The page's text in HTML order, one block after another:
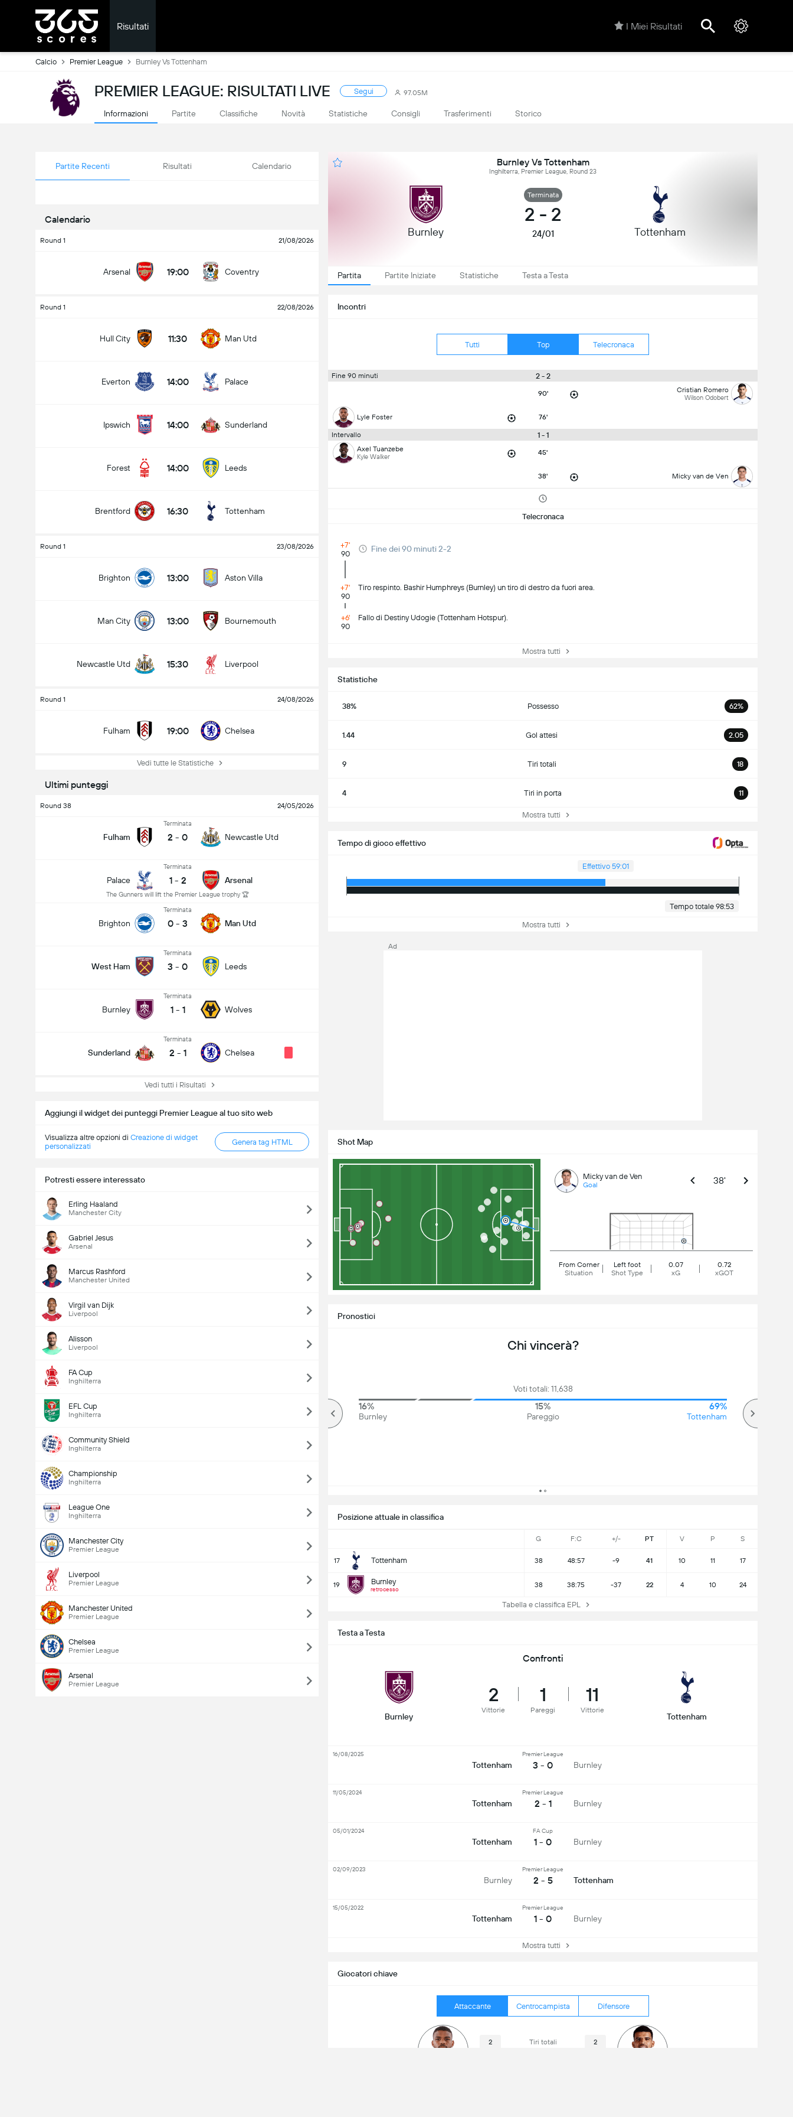
Risultati I Miei Risultati
Calcio Premier League Burnley Vs Tottenham
PREMIER LEAGUE: RISULTATI LIVE Segui 97.05M
Informazioni Partite Classifiche Novità Statistiche Consigli Trasferimenti Storico
Partite Recenti Risultati Calendario
Calendario
Round 1 21/08/2026
Arsenal 19:00 Coventry
Round 1 22/08/2026
Hull City 11:30 Man Utd
Everton 14:00 Palace
Ipswich 14:00 Sunderland
Forest 14:00 Leeds
Brentford 16:30 Tottenham
Round 1 23/08/2026
Brighton 13:00 Aston Villa
Man City 13:00 Bournemouth
Newcastle Utd 15:30 Liverpool
Round 1 24/08/2026
Fulham 19:00 Chelsea
Vedi tutte le Statistiche
Ultimi punteggi
Round 38 24/05/2026
Fulham
Terminata
2 - 0 Newcastle Utd
Palace
Terminata
1 - 2
The Gunners will lift the Premier League trophy 🏆
Arsenal
Brighton
Terminata
0 - 3 Man Utd
West Ham
Terminata
3 - 0 Leeds
Burnley
Terminata
1 - 1 Wolves
Sunderland
Terminata
2 - 1 Chelsea
Vedi tutti i Risultati
Aggiungi il widget dei punteggi Premier League al tuo sito web
Visualizza altre opzioni di Creazione di widget
personalizzati
Genera tag HTML
Potresti essere interessato
Erling Haaland
Manchester City
Gabriel Jesus
Arsenal
Marcus Rashford
Manchester United
Virgil van Dijk
Liverpool
Alisson
Liverpool
FA Cup
Inghilterra
EFL Cup
Inghilterra
Community Shield
Inghilterra
Championship
Inghilterra
League One
Inghilterra
Manchester City
Premier League
Liverpool
Premier League
Manchester United
Premier League
Chelsea
Premier League
Arsenal
Premier League
Burnley Vs Tottenham
Inghilterra, Premier League, Round 23
Burnley
Terminata
2 - 2
24/01 Tottenham
Partita Partite Iniziate Statistiche Testa a Testa
Incontri
Tutti Top Telecronaca
Fine 90 minuti 2 - 2
90' Cristian Romero
Wilson Odobert
Lyle Foster 76'
Intervallo 1 - 1
Axel Tuanzebe
Kyle Walker 45'
38' Micky van de Ven
Telecronaca
+7'
90
Fine dei 90 minuti 2-2
+7'
90
Tiro respinto. Bashir Humphreys (Burnley) un tiro di destro da fuori area.
+6'
90
Fallo di Destiny Udogie (Tottenham Hotspur).
Mostra tutti
Giocatori chiave
Attaccante Centrocampista Difensore
2 Tiri totali 2
Statistiche
38% Possesso 62%
1.44 Gol attesi 2.05
9 Tiri totali 18
4 Tiri in porta 11
Mostra tutti
Tempo di gioco effettivo
Effettivo 59:01
Tempo totale 98:53
Mostra tutti
Shot Map
Micky van de Ven
Goal 38'
From Corner
Situation
Left foot
Shot Type
0.07
xG
0.72
xGOT
Posizione attuale in classifica
G F:C +/- PT V P S
17 Tottenham 38 48:57 -9 41 10 11 17
19 Burnley
retrocesso
38 38:75 -37 22 4 10 24
Tabella e classifica EPL
Pronostici
Chi vincerà?
Voti totali: 11,638
16%
Burnley
15%
Pareggio
69%
Tottenham
Numero totale di goal nella partita (2.5)
Testa a Testa
Confronti
Burnley
2
Vittorie
1
Pareggi
11
Vittorie
Tottenham
Tottenham
Premier League
3 - 0 Burnley
16/08/2025
Tottenham
Premier League
2 - 1 Burnley
11/05/2024
Tottenham
FA Cup
1 - 0 Burnley
05/01/2024
Burnley
Premier League
2 - 5 Tottenham
02/09/2023
Tottenham
Premier League
1 - 0 Burnley
15/05/2022
Mostra tutti
Ad